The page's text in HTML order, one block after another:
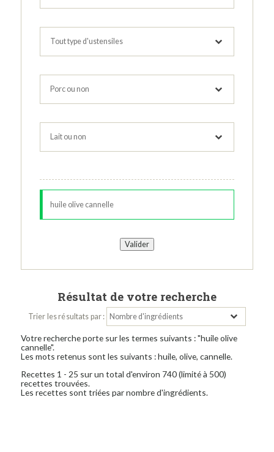
Résultat de votre recherche
Trier les résultats par :
Votre recherche porte sur les termes suivants : "huile olive
cannelle".
Les mots retenus sont les suivants : huile, olive, cannelle.
Recettes 1 - 25 sur un total d'environ 740 (limité à 500)
recettes trouvées.
Les recettes sont triées par nombre d'ingrédients.